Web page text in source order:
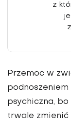
z
Przemoc w
psychiczna,
trwale zmienić